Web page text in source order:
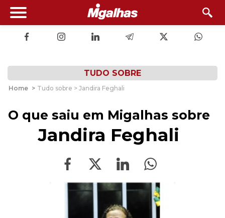
TUDO SOBRE
Home > Tudo sobre > Jandira Feghali
O que saiu em Migalhas sobre
Jandira Feghali